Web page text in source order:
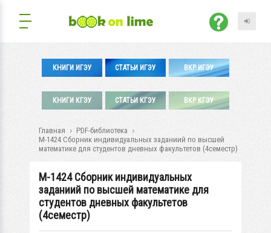
КНИГИ ИГЭУ СТАТЬИ ИГЭУ ВКР ИГЭУ
КНИГИ КГЭУ СТАТЬИ КГЭУ ВКР КГЭУ
Главная
PDF-библиотека
М-1424 Сборник индивидуальных заданиий по высшей
математике для студентов дневных факультетов (4семестр)
М-1424 Сборник индивидуальных
заданиий по высшей математике для
студентов дневных факультетов
(4семестр)